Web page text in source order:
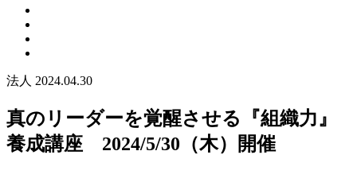
法人 2024.04.30
真のリーダーを覚醒させる『組織力』
養成講座 2024/5/30（木）開催